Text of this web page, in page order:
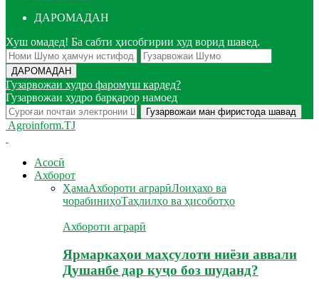
ДАРОМАДАН
Хуш омадед! Ба сабти ҳисобгирии худ ворид шавед.
Гузарвожаи худро фаромуш кардед?
Гузарвожаи худро барқарор намоед
Agroinform.TJ
Асосӣ
Ахборот
ҲамаАхбороти аграрӣЛоиҳахо ва
чорабиниҳоТаҳлилҳо ва ҳисоботҳо
Ахбороти аграрӣ
Ярмаркаҳои маҳсулоти ниёзи аввали
Душанбе дар куҷо боз шуданд?